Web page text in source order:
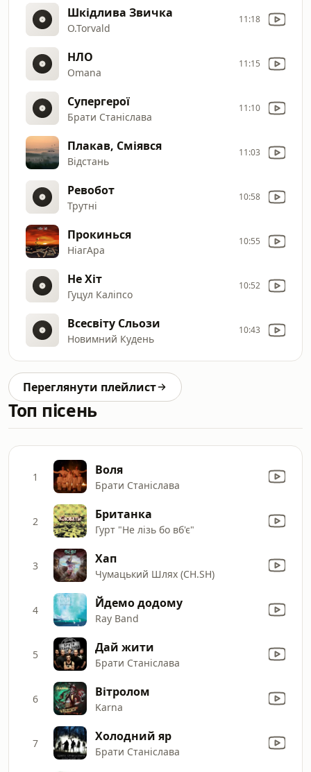
Шкідлива Звичка
O.Torvald
11:18
НЛО
Omana
11:15
Супергерої
Брати Станіслава
11:10
Плакав, Сміявся
Відстань
11:03
Ревобот
Трутні
10:58
Прокинься
НіагАра
10:55
Не Хіт
Гуцул Каліпсо
10:52
Всесвіту Сльози
Новимний Кудень
10:43
Переглянути плейлист
Топ пісень
1 Воля
Брати Станіслава
2 Британка
Гурт "Не лізь бо вб'є"
3 Хап
Чумацький Шлях (CH.SH)
4 Йдемо додому
Ray Band
5 Дай жити
Брати Станіслава
6 Вітролом
Karna
7 Холодний яр
Брати Станіслава